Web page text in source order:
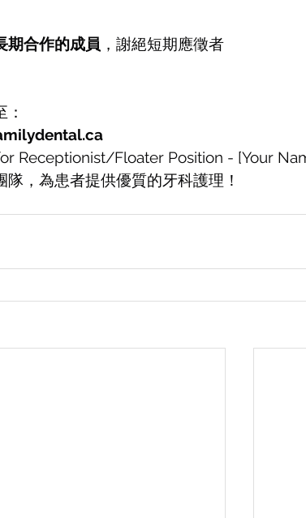
期合作的成員 ，謝絕短期應徵者
：
Receptionist/Floater Position - [Your
，為患者提供優質的牙科護理！